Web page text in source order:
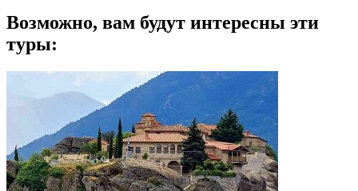
Возможно, вам будут интересны эти
туры: